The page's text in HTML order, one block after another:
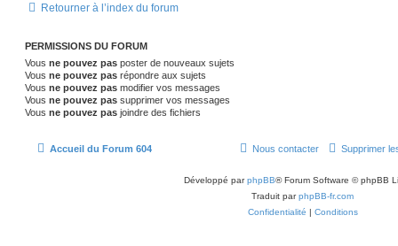
Retourner à l’index du forum
PERMISSIONS DU FORUM
Vous ne pouvez pas poster de nouveaux sujets
Vous ne pouvez pas répondre aux sujets
Vous ne pouvez pas modifier vos messages
Vous ne pouvez pas supprimer vos messages
Vous ne pouvez pas joindre des fichiers
Accueil du Forum 604 Supprimer
Nous contacter
Développé parphpBB® Forum Software © phpBB
Traduit parphpBB-fr.com
Confidentialité | Conditions